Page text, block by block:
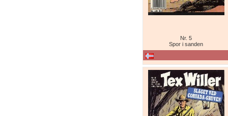
Nr. 5
Spor i sanden